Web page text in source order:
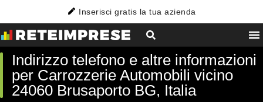
Inserisci gratis la tua azienda
Indirizzo telefono e altre informazioni
per Carrozzerie Automobili vicino
24060 Brusaporto BG, Italia